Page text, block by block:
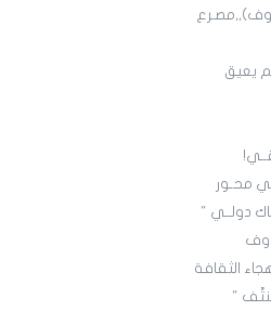
يعيق
محـور
دولــي "
الثقافة
"